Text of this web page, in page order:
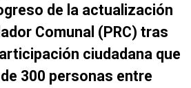
de la actualización
Comunal (PRC) tras
ciudadana que
300 personas entre